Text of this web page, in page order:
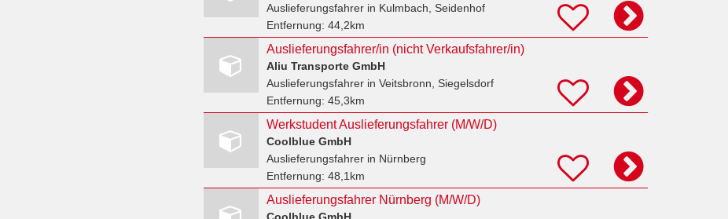
Auslieferungsfahrerin Kulmbach, Seidenhof
Entfernung: 44,2km
Auslieferungsfahrer/in (nicht Verkaufsfahrer/in)
Aliu Transporte GmbH
Auslieferungsfahrerin Veitsbronn, Siegelsdorf
Entfernung: 45,3km
Werkstudent Auslieferungsfahrer (M/W/D)
Coolblue GmbH
Auslieferungsfahrerin Nürnberg
Entfernung: 48,1km
Auslieferungsfahrer Nürnberg (M/W/D)